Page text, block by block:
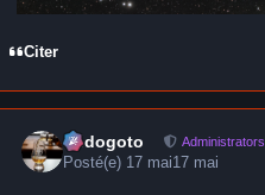
Citer
frédogoto Administrators
Posté(e) 17 mai17 mai